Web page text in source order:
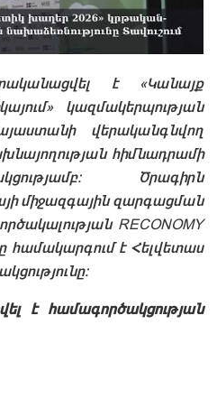
է «Կանայք
կազմակերպության
վերականգնվող
հիմնադրամի
Ծրագիրն
միջազգային զարգացման
RECONOMY
համակարգում է Հելվետաս
է համագործակցության